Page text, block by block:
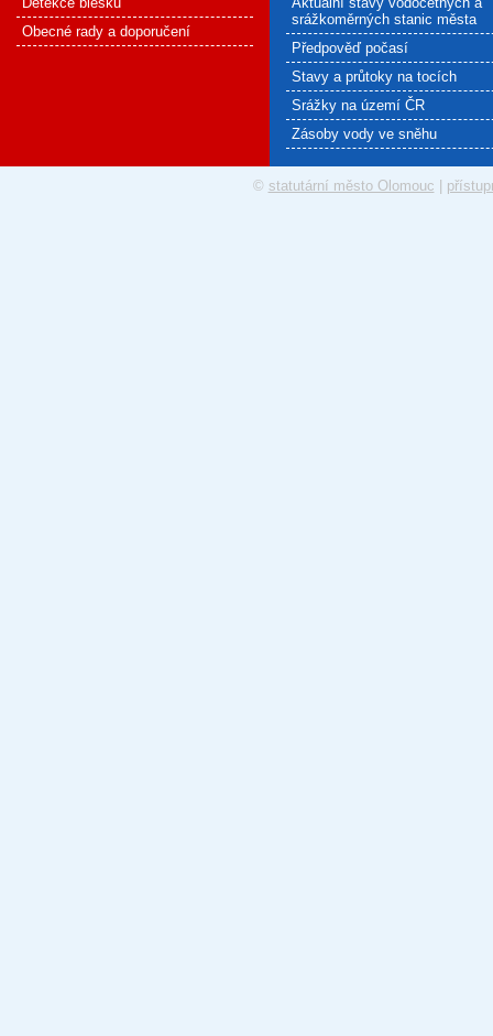
Obecné rady a doporučení
srážkoměrných stanic města
Předpověď počasí
Stavy a průtoky na tocích
Srážky na území ČR
Zásoby vody ve sněhu
© statutární město Olomouc